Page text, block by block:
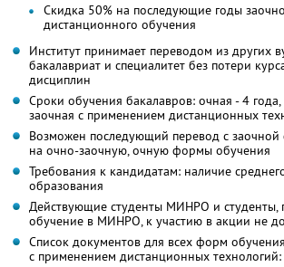
Скидка 50% на последующие годы
дистанционного обучения
Институт принимает переводом из других
бакалавриат и специалитет без потери
дисциплин
Сроки обучения бакалавров: очная - 4
заочная с применением дистанционных
Возможен последующий перевод с
на очно-заочную, очную формы обучения
Требования к кандидатам: наличие
образования
Действующие студенты МИНРО и студенты,
обучение в МИНРО, к участию в акции не
Список документов для всех форм
с применением дистанционных технологий: